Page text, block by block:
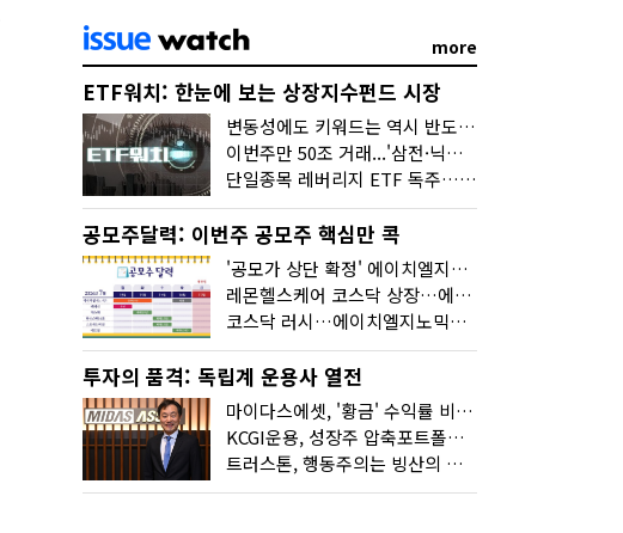
more
ETF워치: 한눈에 보는 상장지수펀드 시장
변동성에도 키워드는 역시 반도체…신상품은 우주·방산
이번주만 50조 거래...'삼전·닉스 레버리지' 수익률은 -30%
단일종목 레버리지 ETF 독주…'증시 블랙홀'
공모주달력: 이번주 공모주 핵심만 콕
'공모가 상단 확정' 에이치엘지노믹스 청약
레몬헬스케어 코스닥 상장…에이치엘지노믹스 수요예측
코스닥 러시…에이치엘지노믹스 수요예측·레메디 청약
투자의 품격: 독립계 운용사 열전
마이다스에셋, '황금' 수익률 비결은 '꾸준함'
KCGI운용, 성장주 압축포트폴리오로 새 길을 그리다
트러스톤, 행동주의는 빙산의 일각...진정한 힘은 '주식형 강자'